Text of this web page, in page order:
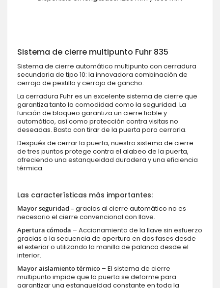
Sistema de cierre multipunto Fuhr 835
Sistema de cierre automático multipunto con cerradura
secundaria de tipo 10: la innovadora combinación de
cerrojo de pestillo y cerrojo de gancho.
La cerradura Fuhr es un excelente sistema de cierre que
garantiza tanto la comodidad como la seguridad. La
función de bloqueo garantiza un cierre fiable y
automático, así como protección contra visitas no
deseadas. Basta con tirar de la puerta para cerrarla.
Después de cerrar la puerta, nuestro sistema de cierre
de tres puntos protege contra el alabeo de la puerta,
ofreciendo una estanqueidad duradera y una eficiencia
térmica.
Las características más importantes:
Mayor seguridad – gracias al cierre automático no es
necesario el cierre convencional con llave.
Apertura cómoda – Accionamiento de la llave sin esfuerzo
gracias a la secuencia de apertura en dos fases desde
el exterior o utilizando la manilla de palanca desde el
interior.
Mayor aislamiento térmico – El sistema de cierre
multipunto impide que la puerta se deforme para
garantizar una estanqueidad constante en toda la